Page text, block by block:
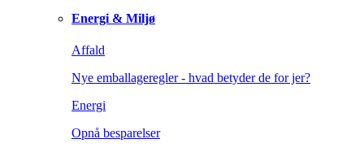
Energi & Miljø
Affald
Nye emballageregler - hvad betyder de for jer?
Energi
Opnå besparelser